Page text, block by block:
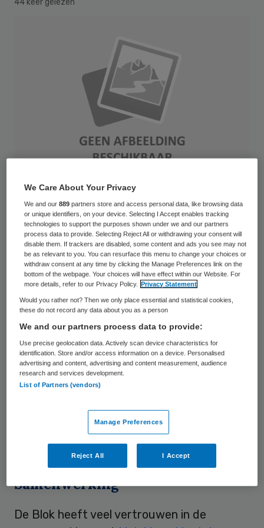
SONY DSC
Buurtzorg Nederland gaat samen met ggz-
aanbieder MoleMann Mental Health
BuurtzorgT opzetten. Dit concept biedt
psychiatrische zorg, ondersteuning en
begeleiding aan huis en in de wijk.
BuurtzorgT gaat dit najaar van start op
drie tot vijf plekken in Nederland, licht
zorgdirecteur Jos de Blok van Buurtzorg
Nederland toe. De teams starten in een
paar grote steden. Welke dit zijn wil
in augustus pas bekendmaken
wanneer de voorbereidingen afgerond zijn.
Samenwerking
De Blok heeft veel vertrouwen in de
We Care About Your Privacy
We and our889 partners store and access personal data, like browsing data
or unique identifiers, on your device. Selecting I Accept enables tracking
technologies to support the purposes shown under we and our partners
process data to provide. Selecting Reject All or withdrawing your consent will
disable them. If trackers are disabled, some content and ads you see may not
be as relevant to you. You can resurface this menu to change your choices or
withdraw consent at any time by clicking the Manage Preferences link on the
bottom of the webpage. Your choices will have effect within our Website. For
more details, refer to our Privacy Policy.
Privacy Statement
Would you rather not? Then we only place essential and statistical cookies,
these do not record any data about you as a person
We and our partners process data to provide:
Use precise geolocation data. Actively scan device characteristics for
identification. Store and/or access information on a device. Personalised
advertising and content, advertising and content measurement, audience
research and services development.
List of Partners (vendors)
Manage Preferences
Reject All I Accept